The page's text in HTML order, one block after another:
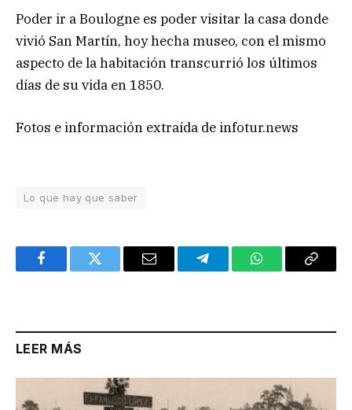
Poder ir a Boulogne es poder visitar la casa donde
vivió San Martín, hoy hecha museo, con el mismo
aspecto de la habitación transcurrió los últimos
días de su vida en 1850.
Fotos e información extraída de infotur.news
Lo que hay que saber
FacebookTwitter Email TelegramWhatsAppCopy
LEER MÁS